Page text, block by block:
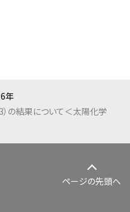
年
の結果について＜太陽化学
ページの先頭へ